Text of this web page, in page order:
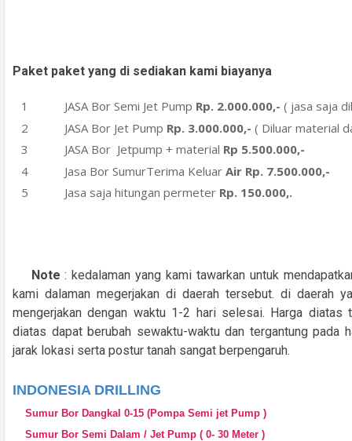
Paket paket yang di sediakan kami biayanya
JASA Bor Semi Jet Pump Rp. 2.000.000,- ( jasa saja
JASA Bor Jet Pump Rp. 3.000.000,- ( Diluar material
JASA Bor Jetpump + material Rp 5.500.000,-
Jasa Bor SumurTerima Keluar Air Rp. 7.500.000,-
Jasa saja hitungan permeter Rp. 150.000,.
Note : kedalaman yang kami tawarkan untuk
kami dalaman megerjakan di daerah tersebut. di daerah
mengerjakan dengan waktu 1-2 hari selesai. Harga diatas
diatas dapat berubah sewaktu-waktu dan tergantung pada
jarak lokasi serta postur tanah sangat berpengaruh.
INDONESIA DRILLING
Sumur Bor Dangkal 0-15 (Pompa Semi jet Pump )
Sumur Bor Semi Dalam / Jet Pump ( 0- 30 Meter )